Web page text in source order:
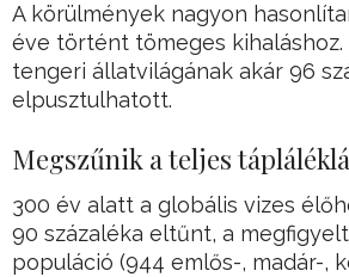
A körülmények nagyon
éve történt tömeges
tengeri állatvilágának akár 96
elpusztulhatott.
Megszűnik a teljes
300 év alatt a globális vizes
90 százaléka eltűnt, a
populáció (944 emlős-, madár-,